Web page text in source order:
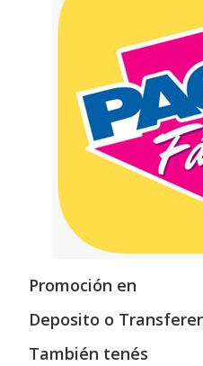
Promoción en
Deposito o
También tenés